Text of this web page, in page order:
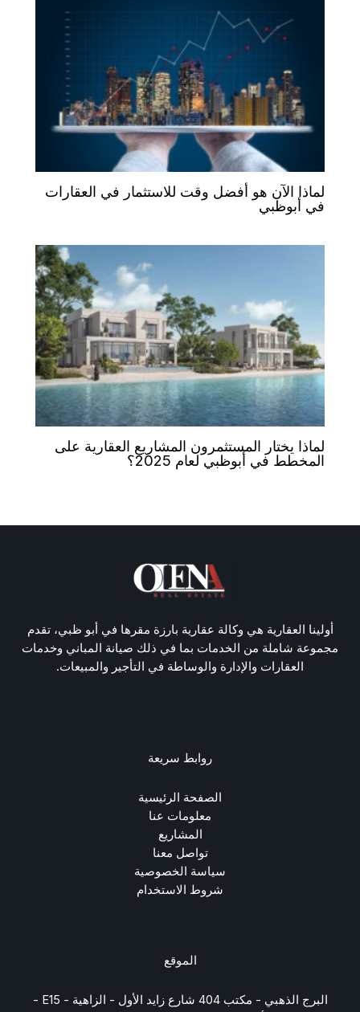
لماذا الآن هو أفضل وقت للاستثمار في العقارات
في أبوظبي
لماذا يختار المستثمرون المشاريع العقارية على
المخطط في أبوظبي لعام 2025؟
أولينا العقارية هي وكالة عقارية بارزة مقرها في أبو ظبي، تقدم
مجموعة شاملة من الخدمات بما في ذلك صيانة المباني وخدمات
العقارات والإدارة والوساطة في التأجير والمبيعات.
روابط سريعة
الصفحة الرئيسية
معلومات عنا
المشاريع
تواصل معنا
سياسة الخصوصية
شروط الاستخدام
الموقع
البرج الذهبي - مكتب 404 شارع زايد الأول - الزاهية - E15 -